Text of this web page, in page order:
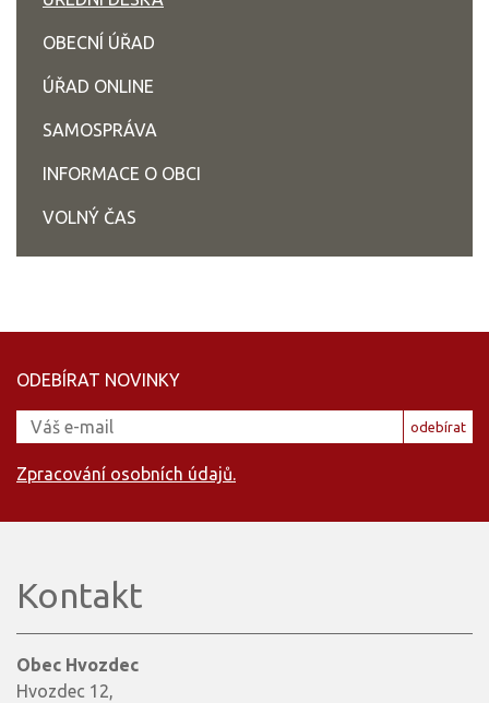
OBECNÍ ÚŘAD
ÚŘAD ONLINE
SAMOSPRÁVA
INFORMACE O OBCI
VOLNÝ ČAS
ODEBÍRAT NOVINKY
odebírat
Zpracování osobních údajů.
Kontakt
Obec Hvozdec
Hvozdec 12,